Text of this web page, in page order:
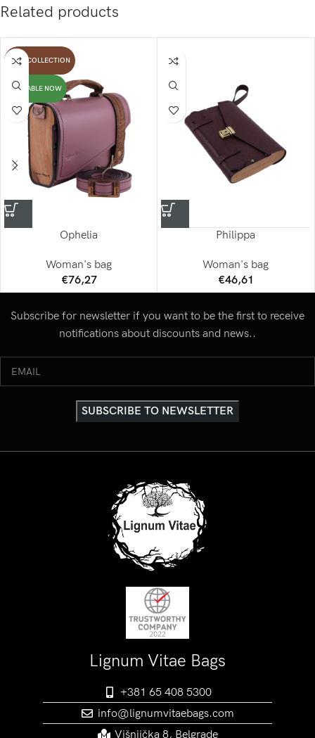
Related products
NEW COLLECTION
AVAILABLE NOW
Ophelia
Woman's bag
€76,27
Philippa
Woman's bag
€46,61
Subscribe for newsletter if you want to be the first to receive
notifications about discounts and news..
Lignum Vitae Bags
+381 65 408 5300
info@lignumvitaebags.com
Višnjička 8, Belgrade